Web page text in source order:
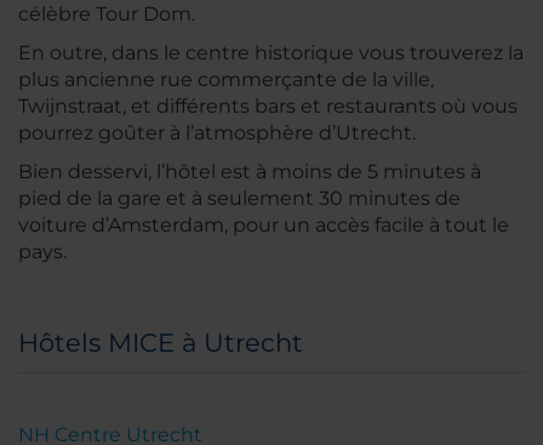
célèbre Tour Dom.
En outre, dans le centre historique vous trouverez la
plus ancienne rue commerçante de la ville,
Twijnstraat, et différents bars et restaurants où vous
pourrez goûter à l’atmosphère d’Utrecht.
Bien desservi, l’hôtel est à moins de 5 minutes à
pied de la gare et à seulement 30 minutes de
voiture d’Amsterdam, pour un accès facile à tout le
pays.
Hôtels MICE à Utrecht
NH Centre Utrecht